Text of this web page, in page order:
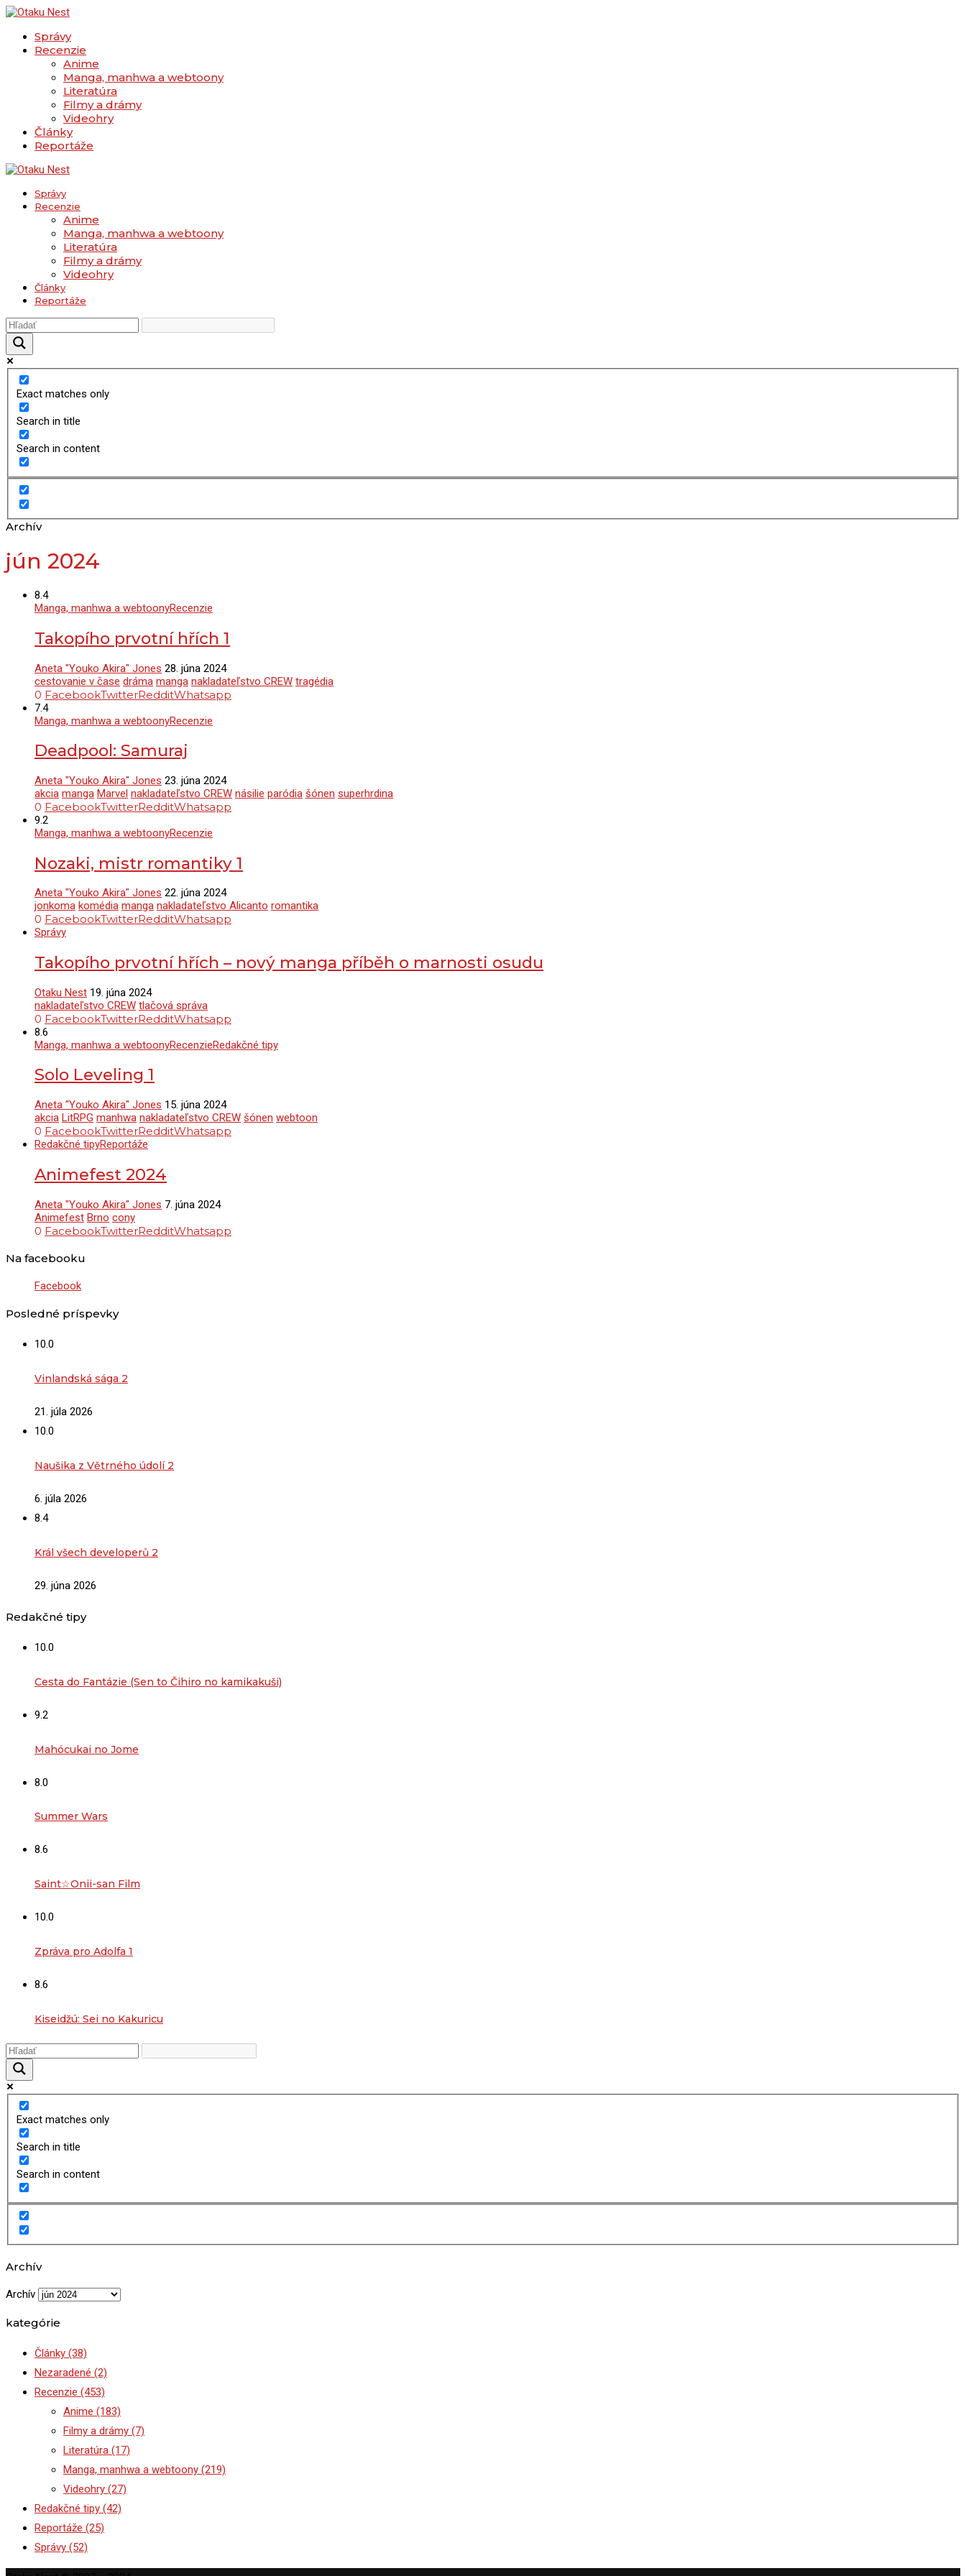
Správy
Recenzie
Anime
Manga, manhwa a webtoony
Literatúra
Filmy a drámy
Videohry
Články
Reportáže
Správy
Recenzie
Anime
Manga, manhwa a webtoony
Literatúra
Filmy a drámy
Videohry
Články
Reportáže
Exact matches only
Search in title
Search in content
Archív
jún 2024
8.4
Manga, manhwa a webtoonyRecenzie
Takopího prvotní hřích 1
Aneta "Youko Akira" Jones 28. júna 2024
cestovanie v čase dráma manga nakladateľstvo CREW tragédia
0 FacebookTwitterRedditWhatsapp
7.4
Manga, manhwa a webtoonyRecenzie
Deadpool: Samuraj
Aneta "Youko Akira" Jones 23. júna 2024
akcia manga Marvel nakladateľstvo CREW násilie paródia šónen superhrdina
0 FacebookTwitterRedditWhatsapp
9.2
Manga, manhwa a webtoonyRecenzie
Nozaki, mistr romantiky 1
Aneta "Youko Akira" Jones 22. júna 2024
jonkoma komédia manga nakladateľstvo Alicanto romantika
0 FacebookTwitterRedditWhatsapp
Správy
Takopího prvotní hřích – nový manga příběh o marnosti osudu
Otaku Nest 19. júna 2024
nakladateľstvo CREW tlačová správa
0 FacebookTwitterRedditWhatsapp
8.6
Manga, manhwa a webtoonyRecenzieRedakčné tipy
Solo Leveling 1
Aneta "Youko Akira" Jones 15. júna 2024
akcia LitRPG manhwa nakladateľstvo CREW šónen webtoon
0 FacebookTwitterRedditWhatsapp
Redakčné tipyReportáže
Animefest 2024
Aneta "Youko Akira" Jones 7. júna 2024
Animefest Brno cony
0 FacebookTwitterRedditWhatsapp
Na facebooku
Facebook
Posledné príspevky
10.0
Vinlandská sága 2
21. júla 2026
10.0
Naušika z Větrného údolí 2
6. júla 2026
8.4
Král všech developerů 2
29. júna 2026
Redakčné tipy
10.0
Cesta do Fantázie (Sen to Čihiro no kamikakuši)
9.2
Mahócukai no Jome
8.0
Summer Wars
8.6
Saint☆Onii-san Film
10.0
Zpráva pro Adolfa 1
8.6
Kiseidžú: Sei no Kakuricu
Exact matches only
Search in title
Search in content
Archív
Archív
kategórie
Články (38)
Nezaradené (2)
Recenzie (453)
Anime (183)
Filmy a drámy (7)
Literatúra (17)
Manga, manhwa a webtoony (219)
Videohry (27)
Redakčné tipy (42)
Reportáže (25)
Správy (52)